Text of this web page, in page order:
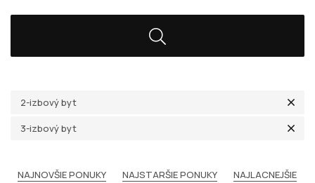
2-izbový byt
3-izbový byt
NAJNOVŠIE PONUKY NAJSTARŠIE PONUKY NAJLACNEJŠIE